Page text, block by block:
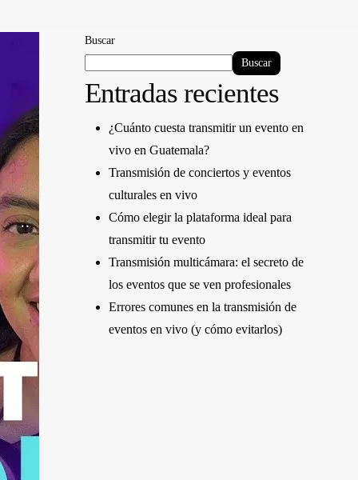
Buscar
Buscar
Entradas recientes
¿Cuánto cuesta transmitir un evento en
vivo en Guatemala?
Transmisión de conciertos y eventos
culturales en vivo
Cómo elegir la plataforma ideal para
transmitir tu evento
Transmisión multicámara: el secreto de
los eventos que se ven profesionales
Errores comunes en la transmisión de
eventos en vivo (y cómo evitarlos)